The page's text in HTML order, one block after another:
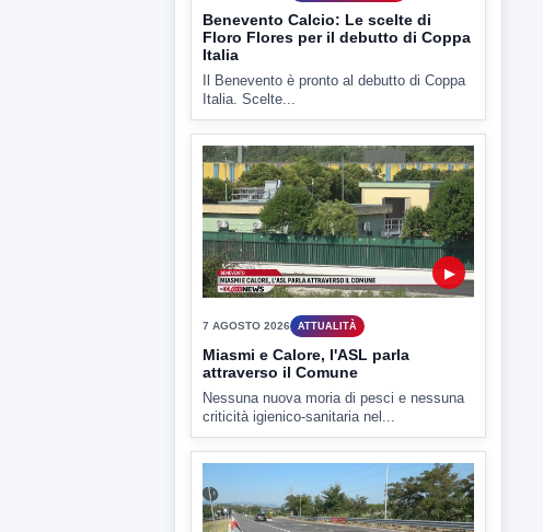
7 AGOSTO 2026
Benevento Calcio: Le scelte di
Floro Flores per il debutto di Coppa
Italia
Il Benevento è pronto al debutto di Coppa
Italia. Scelte...
Miasmi e Calore, l'ASL parla
attraverso il Comune
Nessuna nuova moria di pesci e nessuna
criticità igienico-sanitaria nel...